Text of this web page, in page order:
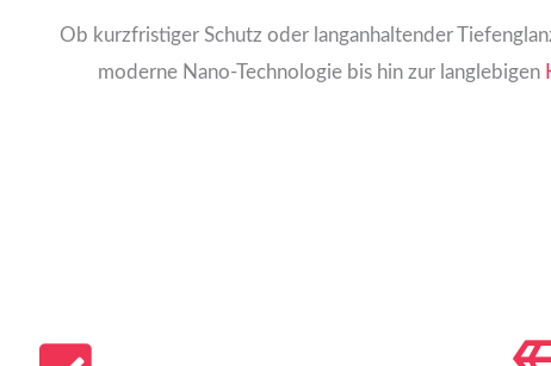
Ob kurzfristiger Schutz oder langanhaltender
moderne Nano-Technologie bis hin zur langlebigen